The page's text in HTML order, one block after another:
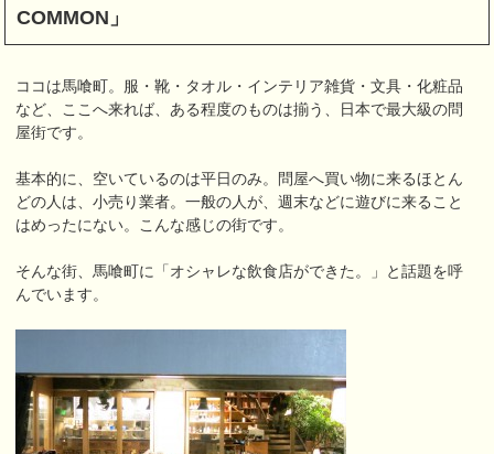
COMMON」
ココは馬喰町。服・靴・タオル・インテリア雑貨・文具・化粧品
など、ここへ来れば、ある程度のものは揃う、日本で最大級の問
屋街です。
基本的に、空いているのは平日のみ。問屋へ買い物に来るほとん
どの人は、小売り業者。一般の人が、週末などに遊びに来ること
はめったにない。こんな感じの街です。
そんな街、馬喰町に「オシャレな飲食店ができた。」と話題を呼
んでいます。